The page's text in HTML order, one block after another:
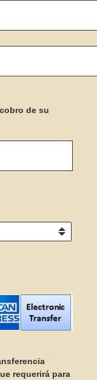
de su
requerirá para